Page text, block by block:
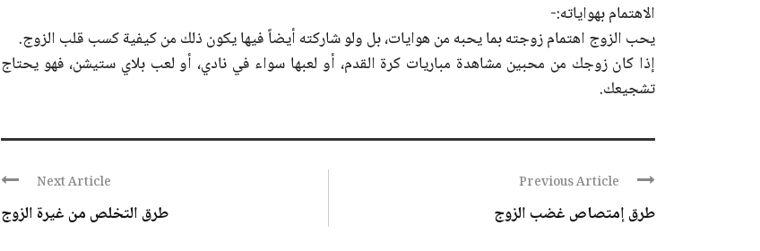
الاهتمام بهواياته:-
يحب الزوج اهتمام زوجته بما يحبه من هوايات، بل ولو شاركته أيضاً فيها يكون ذلك من كيفية كسب قلب الزوج.
إذا كان زوجك من محبين مشاهدة مباريات كرة القدم، أو لعبها سواء في نادي، أو لعب بلاي ستيشن، فهو يحتاج
تشجيعك.
Previous Article
طرق إمتصاص غضب الزوج
Next Article
طرق التخلص من غيرة الزوج